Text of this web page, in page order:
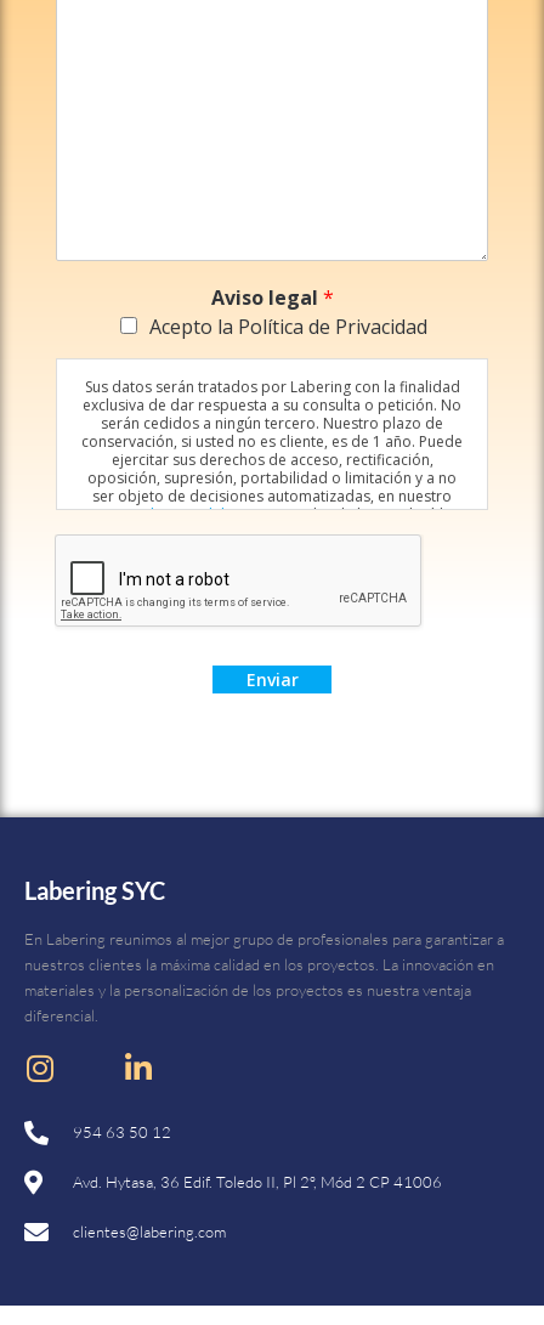
Aviso legal *
Acepto la Política de Privacidad
Sus datos serán tratados por Labering con la finalidad
exclusiva de dar respuesta a su consulta o petición. No
serán cedidos a ningún tercero. Nuestro plazo de
conservación, si usted no es cliente, es de 1 año. Puede
ejercitar sus derechos de acceso, rectificación,
oposición, supresión, portabilidad o limitación y a no
ser objeto de decisiones automatizadas, en nuestro
correoclientes@labering.com, donde le atenderá la
persona responsable. Puede ampliar nuestra
la Política de privacidad.
Enviar
Labering SYC
En Labering reunimos al mejor grupo de profesionales para garantizar a
nuestros clientes la máxima calidad en los proyectos. La innovación en
materiales y la personalización de los proyectos es nuestra ventaja
diferencial.
954 63 50 12
Avd. Hytasa, 36 Edif. Toledo II, Pl 2º, Mód 2 CP 41006
clientes@labering.com